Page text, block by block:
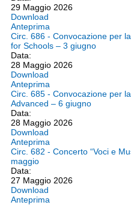
29 Maggio 2026
Download
Anteprima
Circ. 686 - Convocazione per
for Schools – 3 giugno
Data:
28 Maggio 2026
Download
Anteprima
Circ. 685 - Convocazione per
Advanced – 6 giugno
Data:
28 Maggio 2026
Download
Anteprima
Circ. 682 - Concerto “Voci e
maggio
Data:
27 Maggio 2026
Download
Anteprima